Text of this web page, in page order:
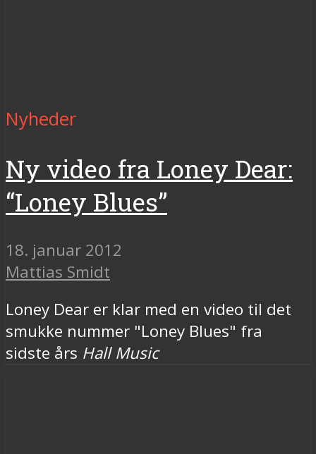
Nyheder
Ny video fra Loney Dear:
“Loney Blues”
18. januar 2012
Mattias Smidt
Loney Dear er klar med en video til det
smukke nummer "Loney Blues" fra
sidste års Hall Music